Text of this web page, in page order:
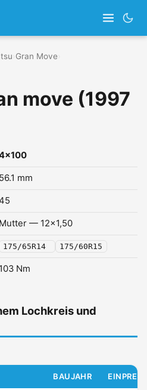
Gran Move
move (1997
56.1 mm
Mutter — 12x1,50
175/65R14 175/60R15
103 Nm
Lochkreis und
BAUJAHR